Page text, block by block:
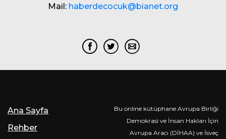
Mail: haberdecocuk@bianet.org
Ana Sayfa
Rehber
Bu online kütüphane Avrupa Birliği
Demokrasi ve İnsan Hakları İçin
Avrupa Aracı (DİHAA) ve İsveç